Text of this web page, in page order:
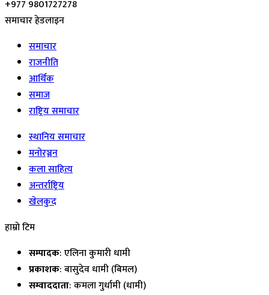
+977 9801727278
समाचार हेडलाइन
समाचार
राजनीति
आर्थिक
समाज
राष्ट्रिय समाचार
स्थानिय समाचार
मनोरञ्जन
कला साहित्य
अन्तर्राष्ट्रिय
खेलकुद
हाम्रो टिम
सम्पादक: एलिना कुमारी धामी
प्रकाशक: बासुदेव धामी (बिमल)
सम्वाददाता: कमला गुर्धामी (धामी)